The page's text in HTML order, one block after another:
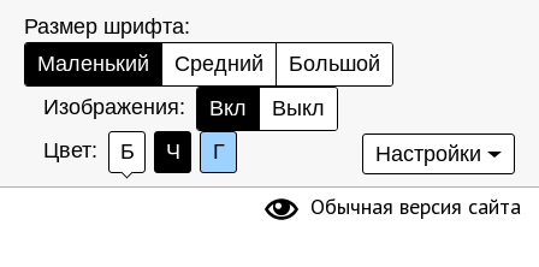
Размер шрифта:
Маленький
Средний
Большой
Изображения:
Вкл
Выкл
Цвет:
Б Ч Г Настройки
Обычная версия сайта